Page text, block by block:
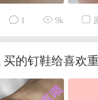
1 9k
买的钉鞋给喜欢